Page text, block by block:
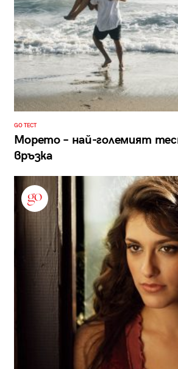
GO ТЕСТ
Морето – най-големият
връзка